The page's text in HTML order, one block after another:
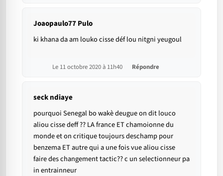
Joaopaulo77 Pulo
ki khana da am louko cisse déf lou nitgni yeugoul
Le 11 octobre 2020 à 11h40 Répondre
seck ndiaye
pourquoi Senegal bo wakè deugue on dit louco
aliou cisse deff ?? LA france ET chamoionne du
monde et on critique toujours deschamp pour
benzema ET autre qui a une fois vue aliou cisse
faire des changement tactic?? c un selectionneur pa
in entrainneur